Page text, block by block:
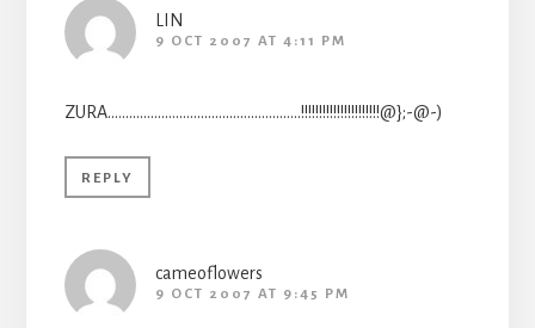
LIN
9 OCT 2007 AT 4:11 PM
ZURA………………………………………………!!!!!!!!!!!!!!!!!!!!!!@};-@-)
REPLY
cameoflowers
9 OCT 2007 AT 9:45 PM